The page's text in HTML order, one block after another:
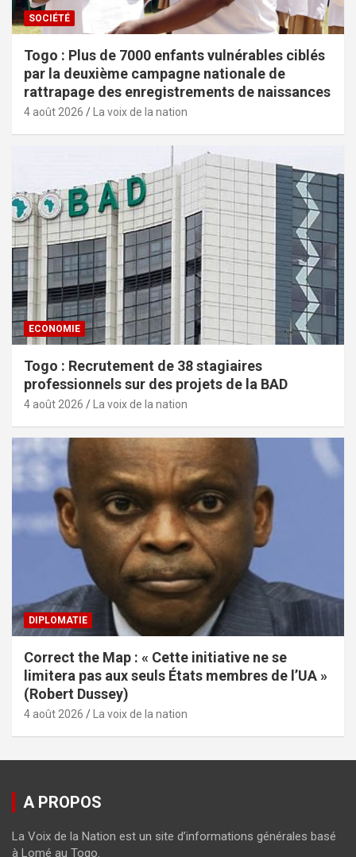
SOCIÉTÉ
Togo : Plus de 7000 enfants vulnérables ciblés
par la deuxième campagne nationale de
rattrapage des enregistrements de naissances
4 août 2026 La voix de la nation
ECONOMIE
Togo : Recrutement de 38 stagiaires
professionnels sur des projets de la BAD
4 août 2026 La voix de la nation
DIPLOMATIE
Correct the Map : « Cette initiative ne se
limitera pas aux seuls États membres de l’UA »
(Robert Dussey)
4 août 2026 La voix de la nation
A PROPOS
La Voix de la Nation est un site d’informations générales basé
à Lomé au Togo.